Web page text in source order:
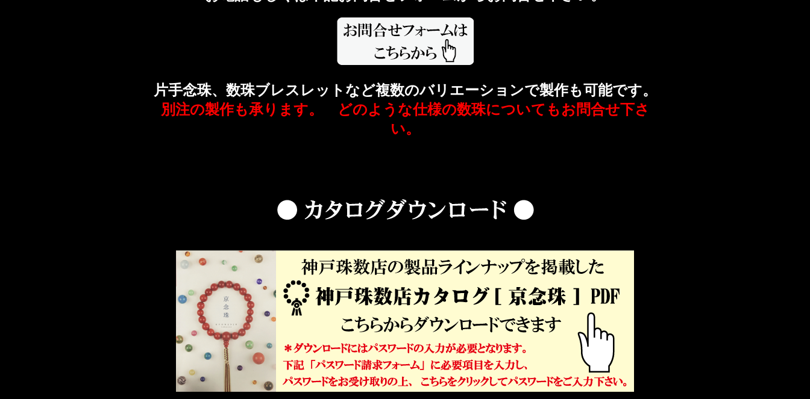
片手念珠、数珠ブレスレットなど複数のバリエーションで製作も可能です。
別注の製作も承ります。 どのような仕様の数珠についてもお問合せ下さ
い。